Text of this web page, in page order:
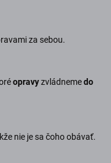
za sebou.
opravyzvládnemedo
nie je sa čoho obávať.